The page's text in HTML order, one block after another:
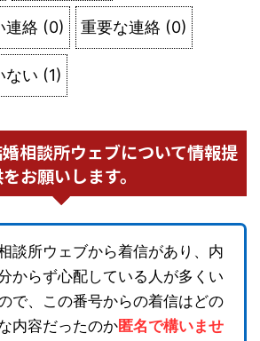
連絡 (0) 重要な連絡 (0)
ない (1)
相談所ウェブについて情報提
お願いします。
談所ウェブから着信があり、内
からず心配している人が多くい
で、この番号からの着信はどの
内容だったのか匿名で構いませ